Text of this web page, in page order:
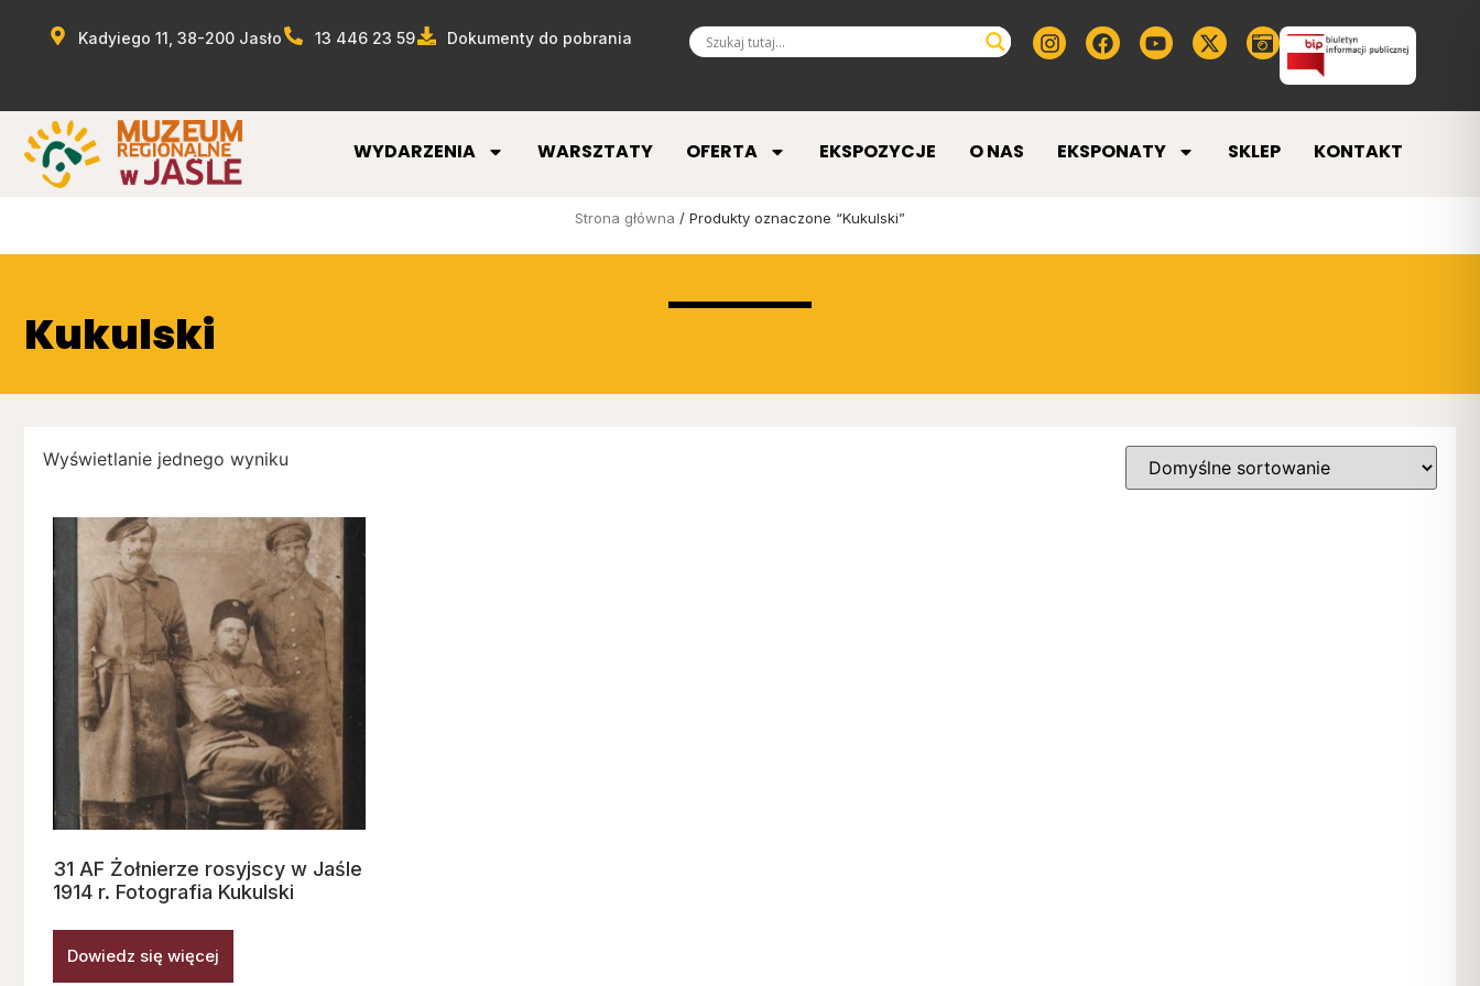
Kadyiego 11, 38-200 Jasło 13 446 23 59 Dokumenty do pobrania
WYDARZENIA WARSZTATY OFERTA EKSPOZYCJE O NAS EKSPONATY SKLEP KONTAKT
Strona główna / Produkty oznaczone “Kukulski”
Kukulski
Wyświetlanie jednego wyniku
31 AF Żołnierze rosyjscy w Jaśle
1914 r. Fotografia Kukulski
Dowiedz się więcej